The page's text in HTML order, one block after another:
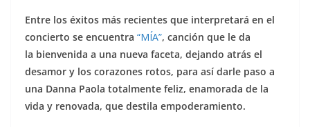
Entre los éxitos más recientes que interpretará en el
concierto se encuentra “MÍA”, canción que le da
la bienvenida a una nueva faceta, dejando atrás el
desamor y los corazones rotos, para así darle paso a
una Danna Paola totalmente feliz, enamorada de la
vida y renovada, que destila empoderamiento.